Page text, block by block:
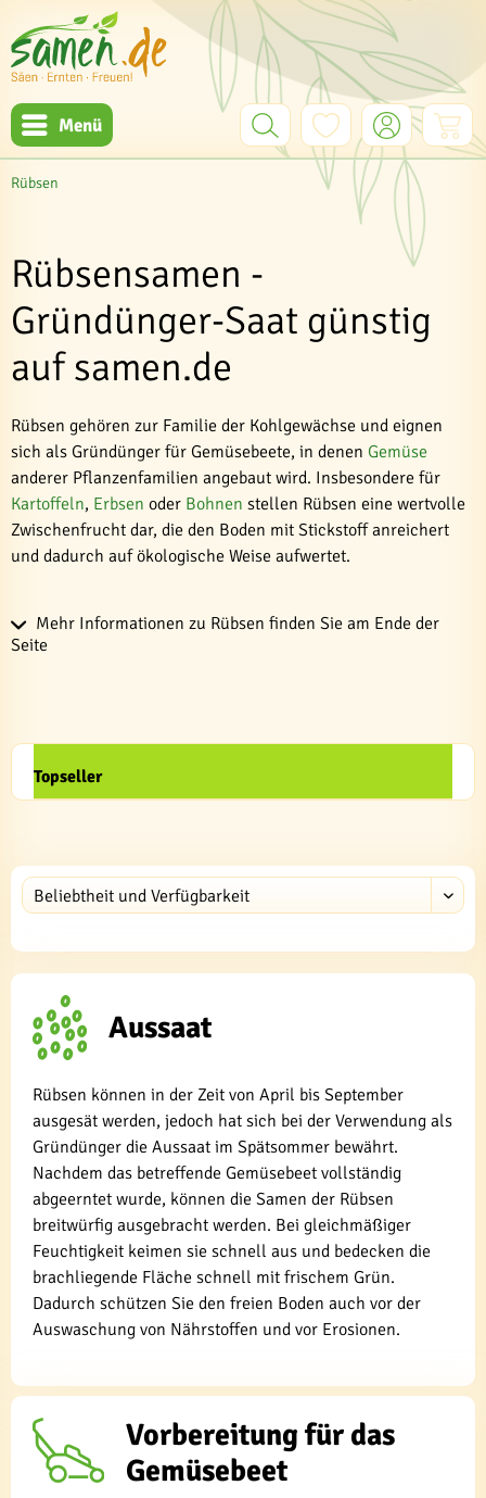
Menü
Rübsen
Rübsensamen -
Gründünger-Saat günstig
auf samen.de
Rübsen gehören zur Familie der Kohlgewächse und eignen
sich als Gründünger für Gemüsebeete, in denen Gemüse
anderer Pflanzenfamilien angebaut wird. Insbesondere für
Kartoffeln, Erbsen oder Bohnen stellen Rübsen eine wertvolle
Zwischenfrucht dar, die den Boden mit Stickstoff anreichert
und dadurch auf ökologische Weise aufwertet.
Mehr Informationen zu Rübsen finden Sie am Ende der
Seite
Topseller
Aussaat
Rübsen können in der Zeit von April bis September
ausgesät werden, jedoch hat sich bei der Verwendung als
Gründünger die Aussaat im Spätsommer bewährt.
Nachdem das betreffende Gemüsebeet vollständig
abgeerntet wurde, können die Samen der Rübsen
breitwürfig ausgebracht werden. Bei gleichmäßiger
Feuchtigkeit keimen sie schnell aus und bedecken die
brachliegende Fläche schnell mit frischem Grün.
Dadurch schützen Sie den freien Boden auch vor der
Auswaschung von Nährstoffen und vor Erosionen.
Vorbereitung für das
Gemüsebeet